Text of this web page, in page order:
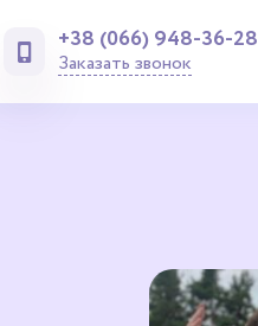
+38 (066) 948-36-28
Заказать звонок